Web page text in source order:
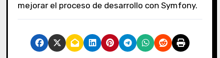
mejorar el proceso de desarrollo con Symfony.